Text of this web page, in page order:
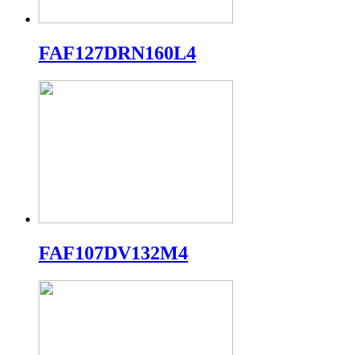
FAF127DRN160L4
FAF107DV132M4